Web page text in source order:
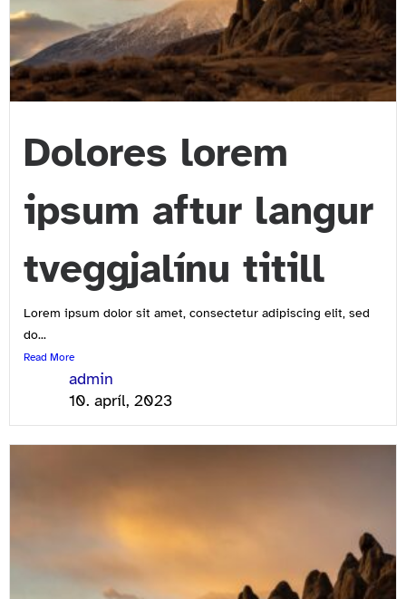
Dolores lorem
ipsum aftur langur
tveggjalínu titill
Lorem ipsum dolor sit amet, consectetur adipiscing elit, sed
do...
Read More
admin
10. apríl, 2023